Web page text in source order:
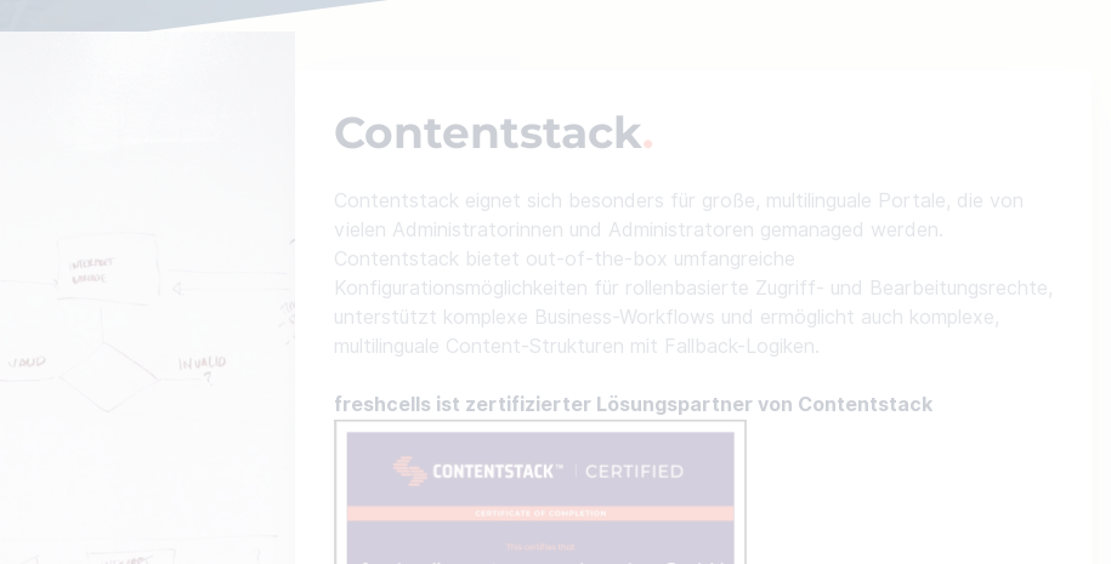
Contentstack
Contentstack eignet sich besonders für große, multilinguale Portale, die von
vielen Administratorinnen und Administratoren gemanaged werden.
Contentstack bietet out-of-the-box umfangreiche
Konfigurationsmöglichkeiten für rollenbasierte Zugriff- und Bearbeitungsrechte,
unterstützt komplexe Business-Workflows und ermöglicht auch komplexe,
multilinguale Content-Strukturen mit Fallback-Logiken.
freshcells ist zertifizierter Lösungspartner von Contentstack